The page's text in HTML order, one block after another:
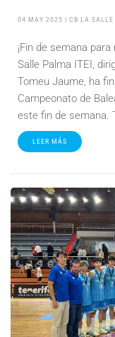
04 MAY 2025 | CB LA SALLE
¡Fin de semana
Salle Palma ITEI,
Tomeu Jaume, ha
Campeonato de
este fin de semana.
LEER MÁS